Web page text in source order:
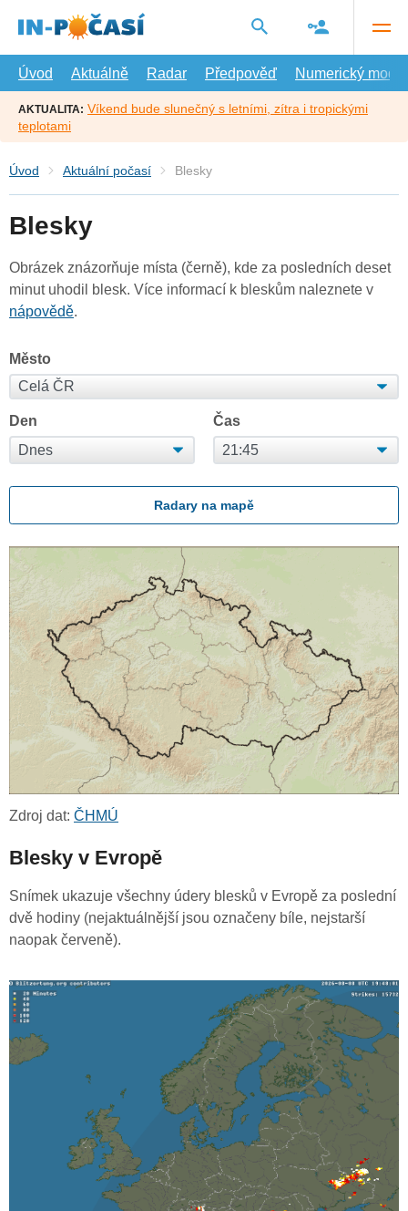
hlavní
Úvod
Aktuálně Radar Předpověď Numerický model
AKTUALITA: Víkend bude slunečný s letními, zítra i tropickými
teplotami
Úvod Aktuální počasí Blesky
Blesky
Obrázek znázorňuje místa (černě), kde za posledních deset
minut uhodil blesk. Více informací k bleskům naleznete v
nápovědě.
Město
Den Čas
Radary na mapě
Zdroj dat: ČHMÚ
Blesky v Evropě
Snímek ukazuje všechny údery blesků v Evropě za poslední
dvě hodiny (nejaktuálnější jsou označeny bíle, nejstarší
naopak červeně).